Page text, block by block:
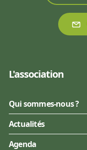
L'association
Qui sommes-nous ?
Actualités
Agenda